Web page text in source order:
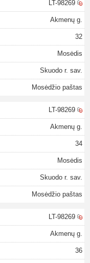
LT-98269
Akmenų g.
32
Mosėdis
Skuodo r. sav.
Mosėdžio paštas
LT-98269
Akmenų g.
34
Mosėdis
Skuodo r. sav.
Mosėdžio paštas
LT-98269
Akmenų g.
36